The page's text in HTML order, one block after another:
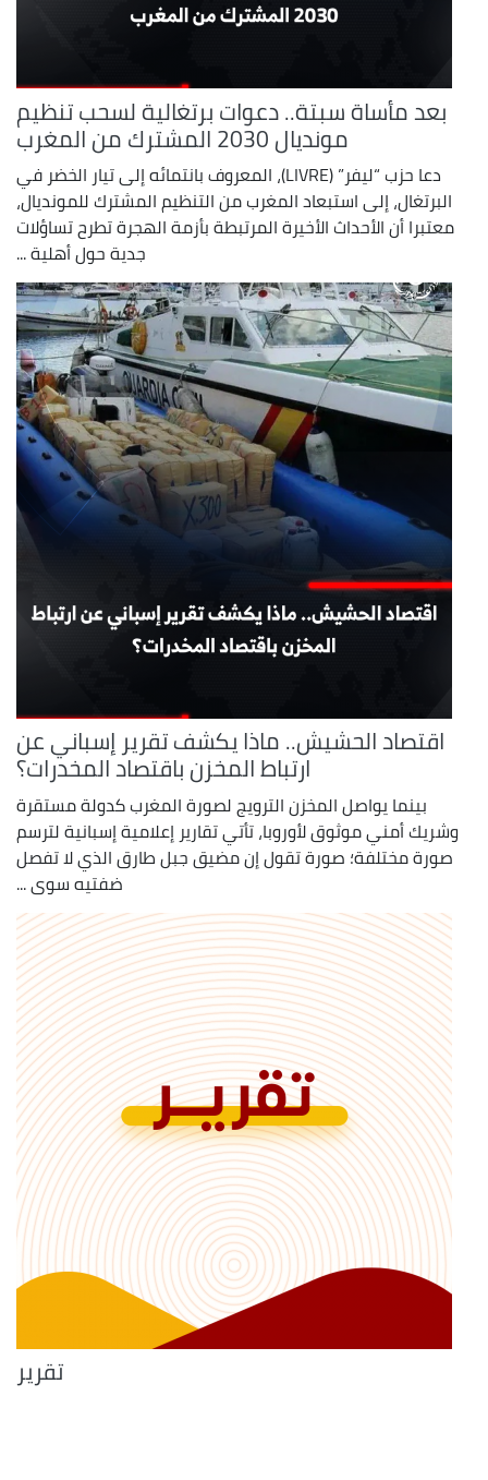
بعد مأساة سبتة.. دعوات برتغالية لسحب تنظيم
مونديال 2030 المشترك من المغرب
دعا حزب “ليفر” (LIVRE)، المعروف بانتمائه إلى تيار الخضر في
البرتغال، إلى استبعاد المغرب من التنظيم المشترك للمونديال،
معتبرا أن الأحداث الأخيرة المرتبطة بأزمة الهجرة تطرح تساؤلات
جدية حول أهلية ...
اقتصاد الحشيش.. ماذا يكشف تقرير إسباني عن
ارتباط المخزن باقتصاد المخدرات؟
بينما يواصل المخزن الترويج لصورة المغرب كدولة مستقرة
وشريك أمني موثوق لأوروبا، تأتي تقارير إعلامية إسبانية لترسم
صورة مختلفة؛ صورة تقول إن مضيق جبل طارق الذي لا تفصل
ضفتيه سوى ...
تقرير